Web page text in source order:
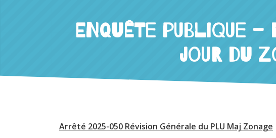
ENQUÊTE PUBLIQUE
jour du
Arrêté 2025-050 Révision Générale du PLU Maj Zonage